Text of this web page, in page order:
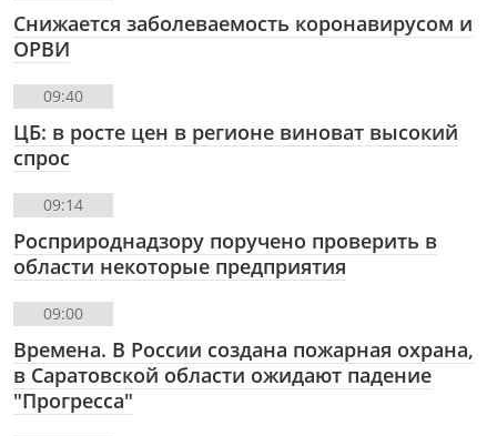
Снижается заболеваемость коронавирусом и
ОРВИ
09:40
ЦБ: в росте цен в регионе виноват высокий
спрос
09:14
Росприроднадзору поручено проверить в
области некоторые предприятия
09:00
Времена. В России создана пожарная охрана,
в Саратовской области ожидают падение
"Прогресса"